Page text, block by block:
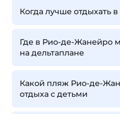
Когда лучше отдыхать
Где в Рио-де-Жанейро
на дельтаплане
Какой пляж Рио-де-
отдыха с детьми